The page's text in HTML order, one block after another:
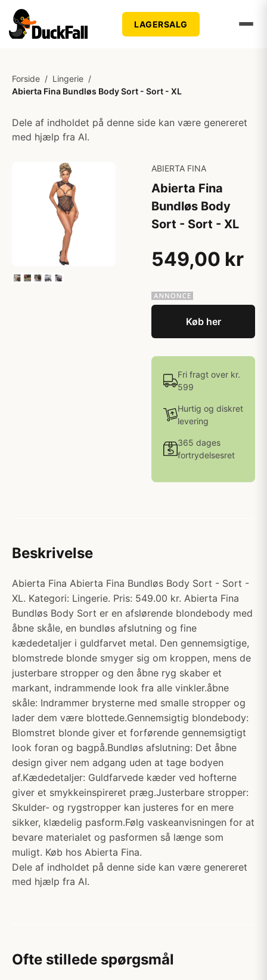
LAGERSALG
Forside / Lingerie /
Abierta Fina Bundløs Body Sort - Sort - XL
Dele af indholdet på denne side kan være genereret
med hjælp fra AI.
ABIERTA FINA
Abierta Fina
Bundløs Body
Sort - Sort - XL
549,00 kr
Køb her
Fri fragt over kr.
599
Hurtig og diskret
levering
365 dages
fortrydelsesret
Beskrivelse
Abierta Fina Abierta Fina Bundløs Body Sort - Sort -
XL. Kategori: Lingerie. Pris: 549.00 kr. Abierta Fina
Bundløs Body Sort er en afslørende blondebody med
åbne skåle, en bundløs afslutning og fine
kædedetaljer i guldfarvet metal. Den gennemsigtige,
blomstrede blonde smyger sig om kroppen, mens de
justerbare stropper og den åbne ryg skaber et
markant, indrammende look fra alle vinkler.åbne
skåle: Indrammer brysterne med smalle stropper og
lader dem være blottede.Gennemsigtig blondebody:
Blomstret blonde giver et forførende gennemsigtigt
look foran og bagpå.Bundløs afslutning: Det åbne
design giver nem adgang uden at tage bodyen
af.Kædedetaljer: Guldfarvede kæder ved hofterne
giver et smykkeinspireret præg.Justerbare stropper:
Skulder- og rygstropper kan justeres for en mere
sikker, klædelig pasform.Følg vaskeanvisningen for at
bevare materialet og pasformen så længe som
muligt. Køb hos Abierta Fina.
Dele af indholdet på denne side kan være genereret
med hjælp fra AI.
Ofte stillede spørgsmål